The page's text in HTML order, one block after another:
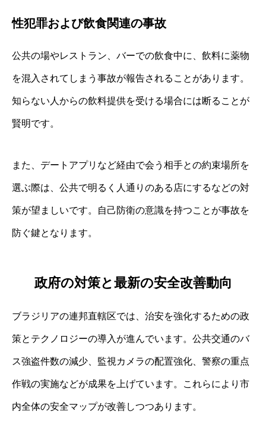
性犯罪および飲食関連の事故
公共の場やレストラン、バーでの飲食中に、飲料に薬物
を混入されてしまう事故が報告されることがあります。
知らない人からの飲料提供を受ける場合には断ることが
賢明です。
また、デートアプリなど経由で会う相手との約束場所を
選ぶ際は、公共で明るく人通りのある店にするなどの対
策が望ましいです。自己防衛の意識を持つことが事故を
防ぐ鍵となります。
政府の対策と最新の安全改善動向
ブラジリアの連邦直轄区では、治安を強化するための政
策とテクノロジーの導入が進んでいます。公共交通のバ
ス強盗件数の減少、監視カメラの配置強化、警察の重点
作戦の実施などが成果を上げています。これらにより市
内全体の安全マップが改善しつつあります。